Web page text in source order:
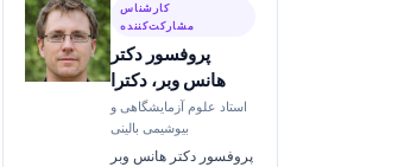
کارشناس
مشارکت‌کننده
پروفسور دکتر
هانس وبر، دکترا
استاد علوم آزمایشگاهی و
بیوشیمی بالینی
پروفسور دکتر هانس وبر